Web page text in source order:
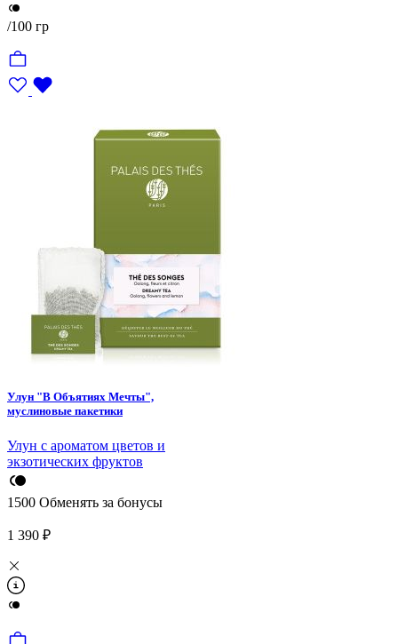
/100 гр
Улун "В Объятиях Мечты",
муслиновые пакетики
Улун с ароматом цветов и
экзотических фруктов
1500 Обменять за бонусы
1 390 ₽